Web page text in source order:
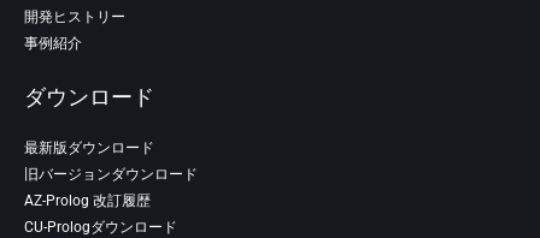
開発ヒストリー
事例紹介
ダウンロード
最新版ダウンロード
旧バージョンダウンロード
AZ-Prolog 改訂履歴
CU-Prologダウンロード